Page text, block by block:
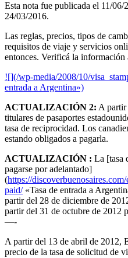
Esta nota fue publicada el 11/06/
24/03/2016.
Las reglas, precios, tipos de
requisitos de viaje y servicios
entonces. Verificá la información
![](/wp-media/2008/10/
entrada a Argentina»)
ACTUALIZACIÓN 2: A partir
titulares de pasaportes
tasa de reciprocidad. Los
estando obligados a pagarla.
ACTUALIZACIÓN : La [tasa
pagarse por adelantado]
(https://
paid/«Tasa de entrada a
partir del 28 de diciembre de
partir del 31 de octubre de 2012
—-
A partir del 13 de abril de 2012,
precio de la tasa de solicitud de